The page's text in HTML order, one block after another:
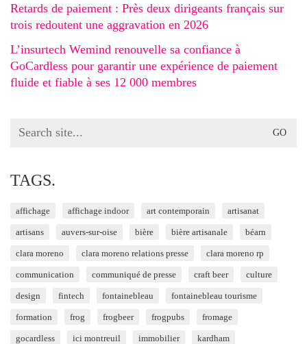
Retards de paiement : Près deux dirigeants français sur
trois redoutent une aggravation en 2026
L’insurtech Wemind renouvelle sa confiance à
GoCardless pour garantir une expérience de paiement
fluide et fiable à ses 12 000 membres
Search
TAGS.
affichage affichage indoor art contemporain artisanat
artisans auvers-sur-oise bière bière artisanale béarn
clara moreno clara moreno relations presse clara moreno rp
communication communiqué de presse craft beer culture
design fintech fontainebleau fontainebleau tourisme
formation frog frogbeer frogpubs fromage
gocardless ici montreuil immobilier kardham